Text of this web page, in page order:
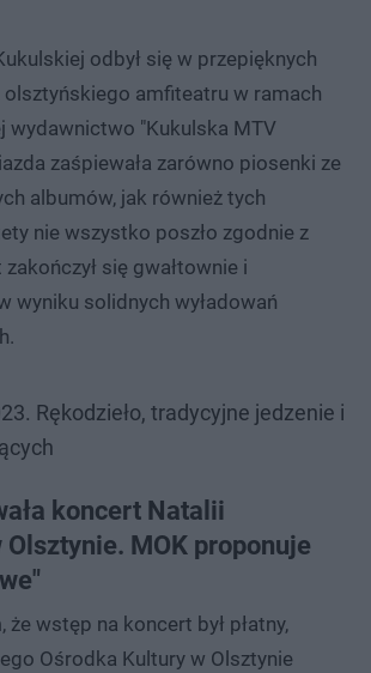
odbył się w przepięknych
amfiteatru w ramach
wydawnictwo "Kukulska MTV
zaśpiewała zarówno piosenki ze
albumów, jak również tych
nie wszystko poszło zgodnie z
się gwałtownie i
wyniku solidnych wyładowań
Rękodzieło, tradycyjne jedzenie i
koncert Natalii
MOK proponuje
że wstęp na koncert był płatny,
Ośrodka Kultury w Olsztynie